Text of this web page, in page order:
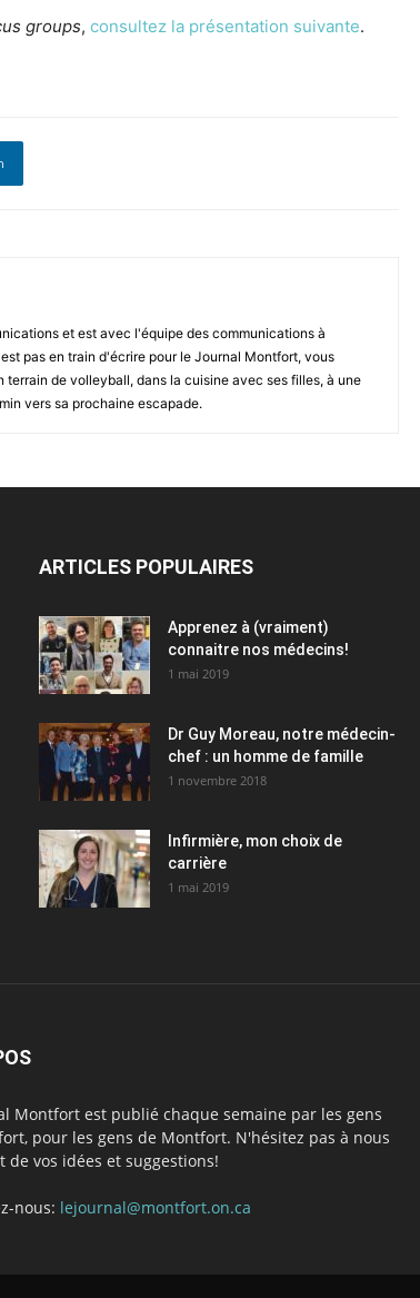
groups, consultez la présentation suivante.
et est avec l'équipe des communications à
pas en train d'écrire pour le Journal Montfort, vous
terrain de volleyball, dans la cuisine avec ses filles, à une
vers sa prochaine escapade.
ARTICLES POPULAIRES
Apprenez à (vraiment)
connaitre nos médecins!
1 mai 2019
Dr Guy Moreau, notre médecin-
chef : un homme de famille
1 novembre 2018
Infirmière, mon choix de
carrière
1 mai 2019
Montfort est publié chaque semaine par les gens
pour les gens de Montfort. N'hésitez pas à nous
de vos idées et suggestions!
nous: lejournal@montfort.on.ca